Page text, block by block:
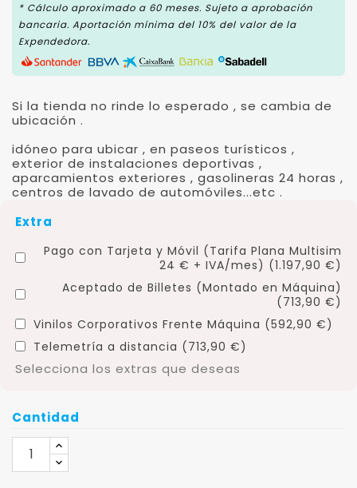
* Cálculo aproximado a 60 meses. Sujeto a aprobación
bancaria. Aportación mínima del 10% del valor de la
Expendedora.
Si la tienda no rinde lo esperado , se cambia de
ubicación .
idóneo para ubicar , en paseos turísticos ,
exterior de instalaciones deportivas ,
aparcamientos exteriores , gasolineras 24 horas ,
centros de lavado de automóviles...etc .
Extra
Pago con Tarjeta y Móvil (Tarifa Plana Multisim
24 € + IVA/mes) (1.197,90 €)
Aceptado de Billetes (Montado en Máquina)
(713,90 €)
Vinilos Corporativos Frente Máquina (592,90 €)
Telemetría a distancia (713,90 €)
Selecciona los extras que deseas
Cantidad